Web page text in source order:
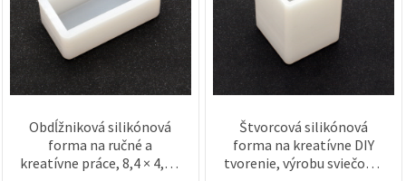
Obdĺžniková silikónová
forma na ručné a
kreatívne práce, 8,4 × 4,5 ×
Štvorcová silikónová
forma na kreatívne DIY
tvorenie, výrobu sviečok a